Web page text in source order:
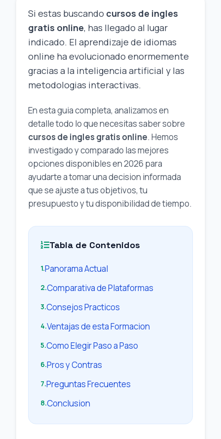
Si estas buscando cursos de ingles
gratis online, has llegado al lugar
indicado. El aprendizaje de idiomas
online ha evolucionado enormemente
gracias a la inteligencia artificial y las
metodologias interactivas.
En esta guia completa, analizamos en
detalle todo lo que necesitas saber sobre
cursos de ingles gratis online. Hemos
investigado y comparado las mejores
opciones disponibles en 2026 para
ayudarte a tomar una decision informada
que se ajuste a tus objetivos, tu
presupuesto y tu disponibilidad de tiempo.
Tabla de Contenidos
1.Panorama Actual
2.Comparativa de Plataformas
3.Consejos Practicos
4.Ventajas de esta Formacion
5.Como Elegir Paso a Paso
6.Pros y Contras
7.Preguntas Frecuentes
8.Conclusion